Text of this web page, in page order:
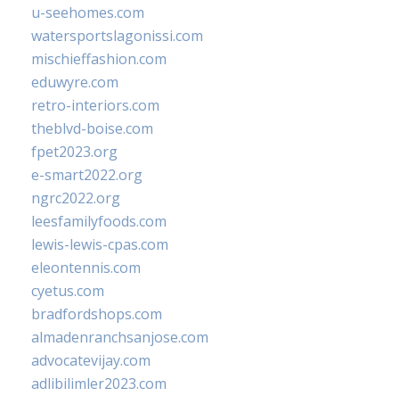
u-seehomes.com
watersportslagonissi.com
mischieffashion.com
eduwyre.com
retro-interiors.com
theblvd-boise.com
fpet2023.org
e-smart2022.org
ngrc2022.org
leesfamilyfoods.com
lewis-lewis-cpas.com
eleontennis.com
cyetus.com
bradfordshops.com
almadenranchsanjose.com
advocatevijay.com
adlibilimler2023.com